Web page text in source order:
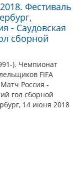
Фестиваль
- Саудовская
сборной
). Чемпионат
FIFA
Россия -
гол сборной
14 июня 2018